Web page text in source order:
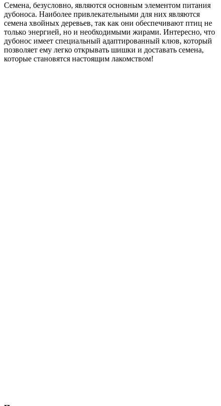
Семена, безусловно, являются основным элементом питания
дубоноса. Наиболее привлекательными для них являются
семена хвойных деревьев, так как они обеспечивают птиц не
только энергией, но и необходимыми жирами. Интересно, что
дубонос имеет специальный адаптированный клюв, который
позволяет ему легко открывать шишки и доставать семена,
которые становятся настоящим лакомством!